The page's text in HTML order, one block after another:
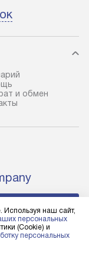
Готовые
предполагают
холодильников
требующим
и соединение
Техника
нишу или на
с проверкой по
и обмен
Используя наш сайт,
персональных
(Cookie) и
персональных